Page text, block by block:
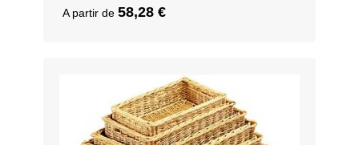
A partir de 58,28 €